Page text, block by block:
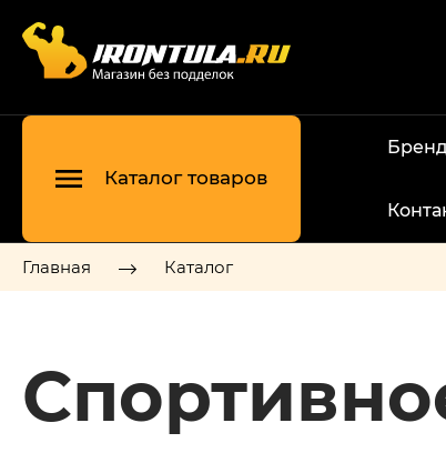
Каталог товаров
Главная Каталог